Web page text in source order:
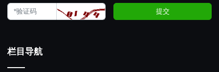
提交
栏目导航